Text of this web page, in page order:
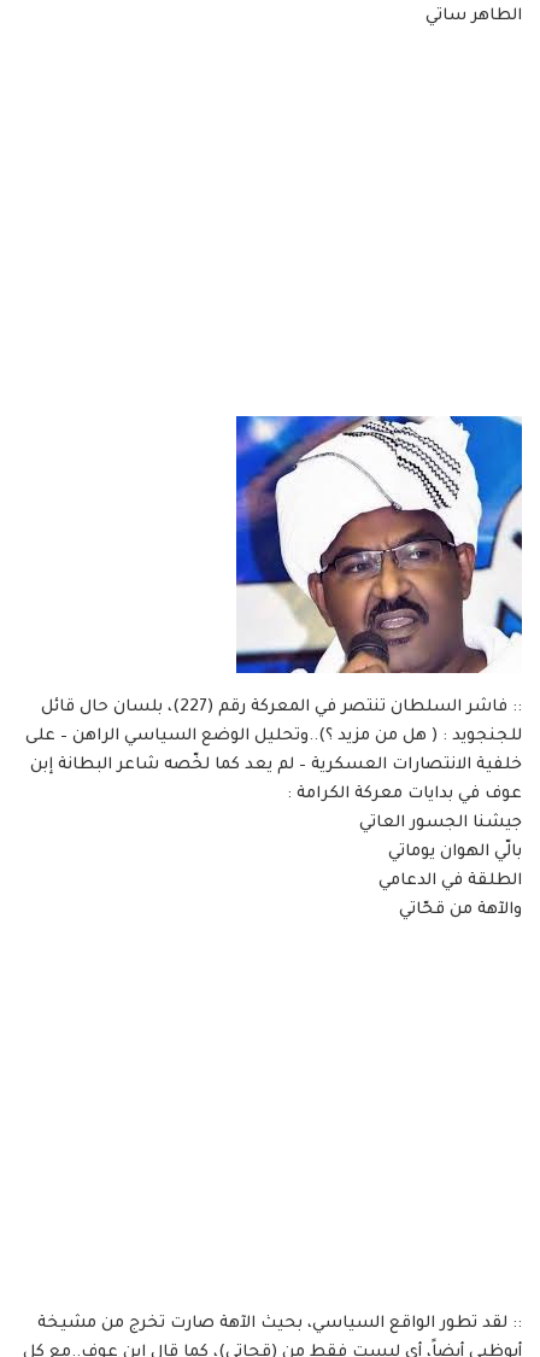
الطاهر ساتي
:: فاشر السلطان تنتصر في المعركة رقم (227)، بلسان حال قائل
للجنجويد : ( هل من مزيد ؟)..وتحليل الوضع السياسي الراهن – على
خلفية الانتصارات العسكرية – لم يعد كما لخّصه شاعر البطانة إبن
عوف في بدايات معركة الكرامة :
جيشنا الجسور العاتي
بالّي الهوان يوماتي
الطلقة في الدعامي
والآهة من قحّاتي
:: لقد تطور الواقع السياسي، بحيث الآهة صارت تخرج من مشيخة
أبوظبي أيضاً، أي ليست فقط من (قحاتي)، كما قال إبن عوف..مع كل